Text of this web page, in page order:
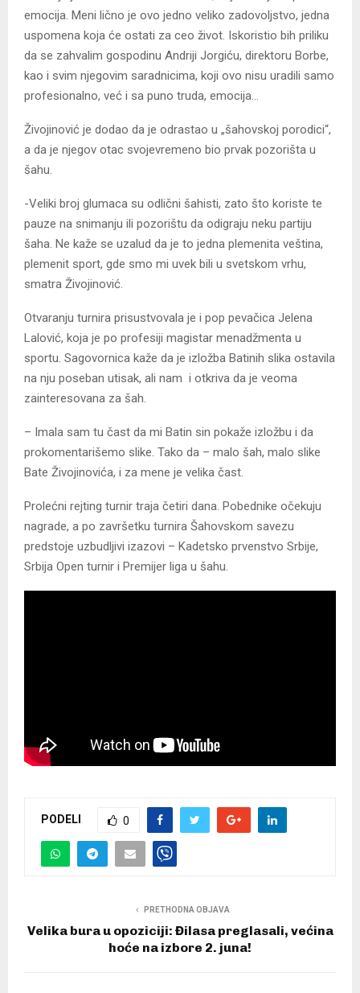
emocija. Meni lično je ovo jedno veliko zadovoljstvo, jedna
uspomena koja će ostati za ceo život. Iskoristio bih priliku
da se zahvalim gospodinu Andriji Jorgiću, direktoru Borbe,
kao i svim njegovim saradnicima, koji ovo nisu uradili samo
profesionalno, već i sa puno truda, emocija…
Živojinović je dodao da je odrastao u „šahovskoj porodici“,
a da je njegov otac svojevremeno bio prvak pozorišta u
šahu.
-Veliki broj glumaca su odlični šahisti, zato što koriste te
pauze na snimanju ili pozorištu da odigraju neku partiju
šaha. Ne kaže se uzalud da je to jedna plemenita veština,
plemenit sport, gde smo mi uvek bili u svetskom vrhu,
smatra Živojinović.
Otvaranju turnira prisustvovala je i pop pevačica Jelena
Lalović, koja je po profesiji magistar menadžmenta u
sportu. Sagovornica kaže da je izložba Batinih slika ostavila
na nju poseban utisak, ali nam i otkriva da je veoma
zainteresovana za šah.
– Imala sam tu čast da mi Batin sin pokaže izložbu i da
prokomentarišemo slike. Tako da – malo šah, malo slike
Bate Živojinovića, i za mene je velika čast.
Prolećni rejting turnir traja četiri dana. Pobednike očekuju
nagrade, a po završetku turnira Šahovskom savezu
predstoje uzbudljivi izazovi – Kadetsko prvenstvo Srbije,
Srbija Open turnir i Premijer liga u šahu.
PODELI 0
PRETHODNA OBJAVA
Velika bura u opoziciji: Đilasa preglasali, većina
hoće na izbore 2. juna!